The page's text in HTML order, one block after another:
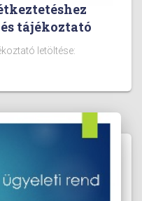
tájékoztató
letöltése: